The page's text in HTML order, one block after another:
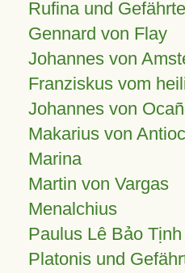
Rufina und
Gennard von Flay
Johannes von
Franziskus vom
Johannes von
Makarius von
Marina
Martin von Vargas
Menalchius
Paulus Lê Bảo Tịnh
Platonis und